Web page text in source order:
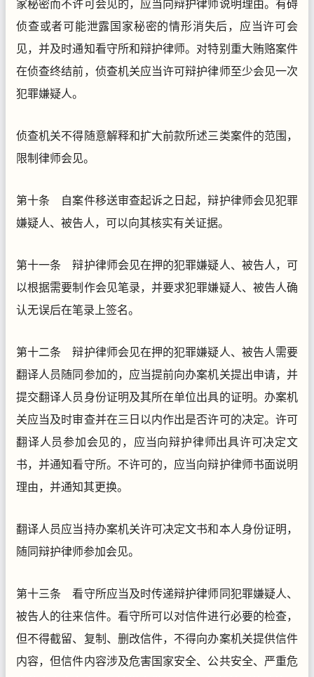
家秘密而不许可会见的，应当向辩护律师说明理由。有碍
侦查或者可能泄露国家秘密的情形消失后，应当许可会
见，并及时通知看守所和辩护律师。对特别重大贿赂案件
在侦查终结前，侦查机关应当许可辩护律师至少会见一次
犯罪嫌疑人。
侦查机关不得随意解释和扩大前款所述三类案件的范围，
限制律师会见。
第十条 自案件移送审查起诉之日起，辩护律师会见犯罪
嫌疑人、被告人，可以向其核实有关证据。
第十一条 辩护律师会见在押的犯罪嫌疑人、被告人，可
以根据需要制作会见笔录，并要求犯罪嫌疑人、被告人确
认无误后在笔录上签名。
第十二条 辩护律师会见在押的犯罪嫌疑人、被告人需要
翻译人员随同参加的，应当提前向办案机关提出申请，并
提交翻译人员身份证明及其所在单位出具的证明。办案机
关应当及时审查并在三日以内作出是否许可的决定。许可
翻译人员参加会见的，应当向辩护律师出具许可决定文
书，并通知看守所。不许可的，应当向辩护律师书面说明
理由，并通知其更换。
翻译人员应当持办案机关许可决定文书和本人身份证明，
随同辩护律师参加会见。
第十三条 看守所应当及时传递辩护律师同犯罪嫌疑人、
被告人的往来信件。看守所可以对信件进行必要的检查，
但不得截留、复制、删改信件，不得向办案机关提供信件
内容，但信件内容涉及危害国家安全、公共安全、严重危